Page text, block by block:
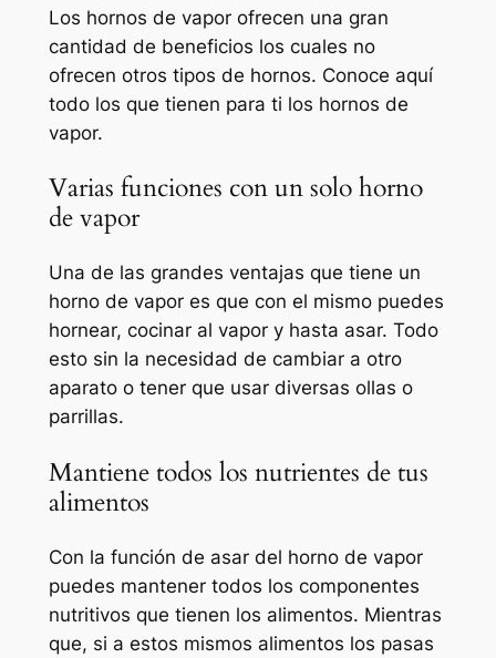
Los hornos de vapor ofrecen una gran
cantidad de beneficios los cuales no
ofrecen otros tipos de hornos. Conoce aquí
todo los que tienen para ti los hornos de
vapor.
Varias funciones con un solo horno
de vapor
Una de las grandes ventajas que tiene un
horno de vapor es que con el mismo puedes
hornear, cocinar al vapor y hasta asar. Todo
esto sin la necesidad de cambiar a otro
aparato o tener que usar diversas ollas o
parrillas.
Mantiene todos los nutrientes de tus
alimentos
Con la función de asar del horno de vapor
puedes mantener todos los componentes
nutritivos que tienen los alimentos. Mientras
que, si a estos mismos alimentos los pasas